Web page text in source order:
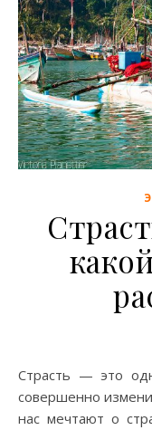
Страсть — это одно из тех качеств, которые могут
совершенно
нас мечтают о